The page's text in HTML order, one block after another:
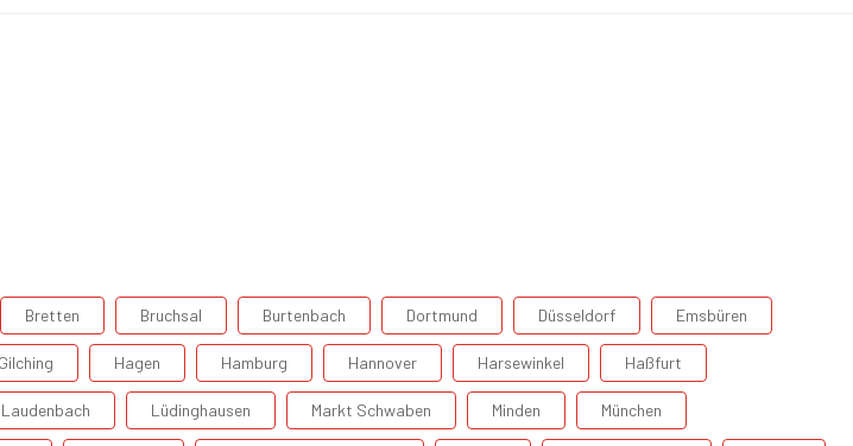
Bretten Bruchsal Burtenbach Dortmund Düsseldorf Emsbüren
Gilching Hagen Hamburg Hannover Harsewinkel Haßfurt
Laudenbach Lüdinghausen Markt Schwaben Minden München